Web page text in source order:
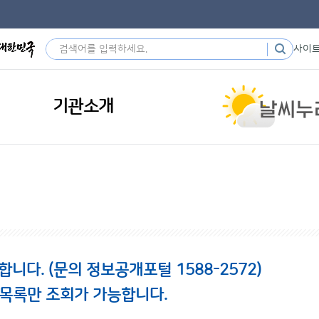
사이
기관소개
니다. (문의 정보공개포털 1588-2572)
록만 조회가 가능합니다.